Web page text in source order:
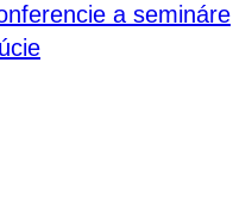
a semináre